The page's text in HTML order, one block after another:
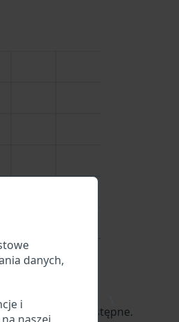
danych,
i
naszej
pojazdu są dostępne.